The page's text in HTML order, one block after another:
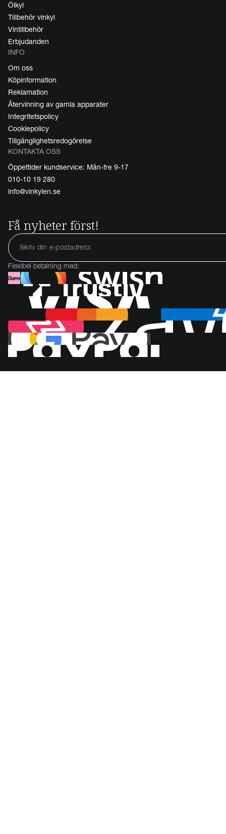
Ölkyl
Tillbehör vinkyl
Vintillbehör
Erbjudanden
INFO
Om oss
Köpinformation
Reklamation
Återvinning av gamla apparater
Integritetspolicy
Cookiepolicy
Tillgänglighetsredogörelse
KONTAKTA OSS
Öppettider kundservice: Mån-fre 9-17
010-10 19 280
info@vinkylen.se
Få nyheter först!
Flexibel betalning med: